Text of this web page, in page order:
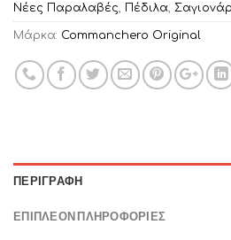
Νέες Παραλαβές, Πέδιλα,
Μάρκα: Commanchero Original
ΠΕΡΙΓΡΑΦΉ
ΕΠΙΠΛΈΟΝ ΠΛΗΡΟΦΟΡΊΕΣ